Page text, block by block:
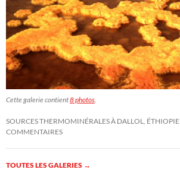
Cette galerie contient8 photos
SOURCES THERMOMINÉRALES À DALLOL, ÉTHIOPIE
COMMENTAIRES
TOUTES LES GALERIES →